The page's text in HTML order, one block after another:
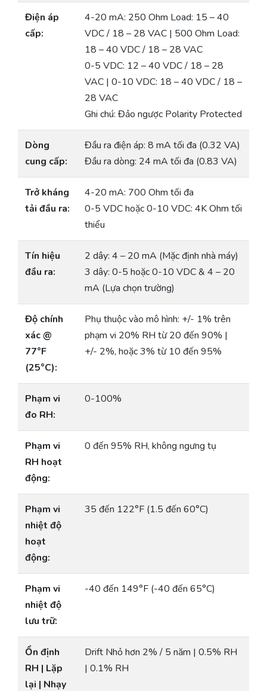
Điện áp
cấp:
4-20 mA: 250 Ohm Load: 15 – 40
VDC / 18 – 28 VAC | 500 Ohm Load:
18 – 40 VDC / 18 – 28 VAC
0-5 VDC: 12 – 40 VDC / 18 – 28
VAC | 0-10 VDC: 18 – 40 VDC / 18 –
28 VAC
Ghi chú: Đảo ngược Polarity Protected
Dòng
cung cấp:
Đầu ra điện áp: 8 mA tối đa (0.32 VA)
Đầu ra dòng: 24 mA tối đa (0.83 VA)
Trở kháng
tải đầu ra:
4-20 mA: 700 Ohm tối đa
0-5 VDC hoặc 0-10 VDC: 4K Ohm tối
thiểu
Tín hiệu
đầu ra:
2 dây: 4 – 20 mA (Mặc định nhà máy)
3 dây: 0-5 hoặc 0-10 VDC & 4 – 20
mA (Lựa chọn trường)
Độ chính
xác @
77°F
(25°C):
Phụ thuộc vào mô hình: +/- 1% trên
phạm vi 20% RH từ 20 đến 90% |
+/- 2%, hoặc 3% từ 10 đến 95%
Phạm vi
đo RH:
0-100%
Phạm vi
RH hoạt
động:
0 đến 95% RH, không ngưng tụ
Phạm vi
nhiệt độ
hoạt
động:
35 đến 122°F (1.5 đến 60°C)
Phạm vi
nhiệt độ
lưu trữ:
-40 đến 149°F (-40 đến 65°C)
Ổn định
RH | Lặp
lại | Nhạy
Drift Nhỏ hơn 2% / 5 năm | 0.5% RH
| 0.1% RH